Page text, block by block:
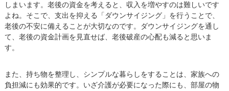
しまいます。老後の資金を考えると、収入を増やすのは難しいです
よね。そこで、支出を抑える「ダウンサイジング」を行うことで、
老後の不安に備えることが大切なのです。ダウンサイジングを通し
て、老後の資金計画を見直せば、老後破産の心配も減ると思いま
す。
また、持ち物を整理し、シンプルな暮らしをすることは、家族への
負担減にも効果的です。いざ介護が必要になった際にも、部屋の物